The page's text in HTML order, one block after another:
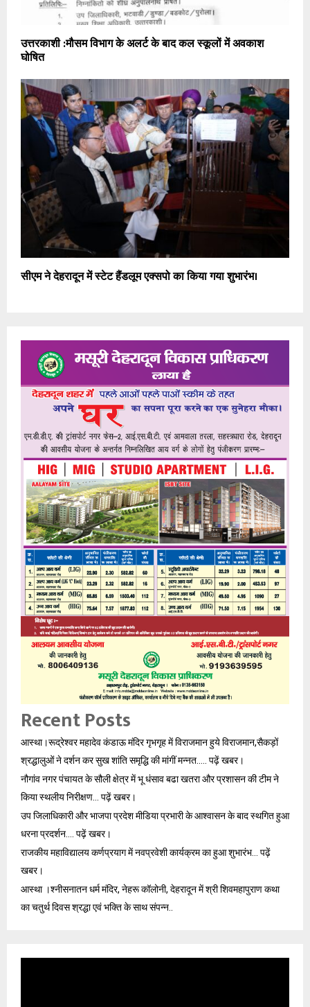
उत्तरकाशी :मौसम विभाग के अलर्ट के बाद कल स्कूलों में अवकाश
घोषित
सीएम ने देहरादून में स्टेट हैंडलूम एक्सपो का किया गया शुभारंभ।
Recent Posts
आस्था।रूद्रेश्वर महादेव कंडाऊ मंदिर गृभगृह में विराजमान हुये विराजमान,सैकड़ों
श्रद्धालुओं ने दर्शन कर सुख शांति समृद्धि की मांगीं मन्नत….. पढ़ें खबर।
नौगांव नगर पंचायत के सौली क्षेत्र में भू धंसाव बढा खतरा और प्रशासन की टीम ने
किया स्थलीय निरीक्षण… पढ़ें खबर।
उप जिलाधिकारी और भाजपा प्रदेश मीडिया प्रभारी के आश्वासन के बाद स्थगित हुआ
धरना प्रदर्शन…. पढ़ें खबर।
राजकीय महाविद्यालय कर्णप्रयाग में नवप्रवेशी कार्यक्रम का हुआ शुभारंभ… पढ़ें
खबर।
आस्था ‌।श्नीसनातन धर्म मंदिर, नेहरू कॉलोनी, देहरादून में श्री शिवमहापुराण कथा
का चतुर्थ दिवस श्रद्धा एवं भक्ति के साथ संपन्न..